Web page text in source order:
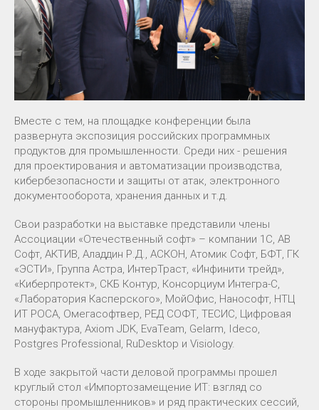
Вместе с тем, на площадке конференции была
развернута экспозиция российских программных
продуктов для промышленности. Среди них - решения
для проектирования и автоматизации производства,
кибербезопасности и защиты от атак, электронного
документооборота, хранения данных и т.д.
Свои разработки на выставке представили члены
Ассоциации «Отечественный софт» – компании 1C, АВ
Софт, АКТИВ, Аладдин Р.Д., АСКОН, Атомик Софт, БФТ, ГК
«ЭСТИ», Группа Астра, ИнтерТраст, «Инфинити трейд»,
«Киберпротект», СКБ Контур, Консорциум Интегра-С,
«Лаборатория Касперского», МойОфис, Нанософт, НТЦ
ИТ РОСА, Омегасофтвер, РЕД СОФТ, ТЕСИС, Цифровая
мануфактура, Axiom JDK, EvaTeam, Gelarm, Ideco,
Postgres Professional, RuDesktop и Visiology.
В ходе закрытой части деловой программы прошел
круглый стол «Импортозамещение ИТ: взгляд со
стороны промышленников» и ряд практических сессий,